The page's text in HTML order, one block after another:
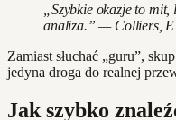
„Szybkie okazje to
analiza.” — Colliers,
Zamiast słuchać „guru”,
jedyna droga do realnej
Jak szybko